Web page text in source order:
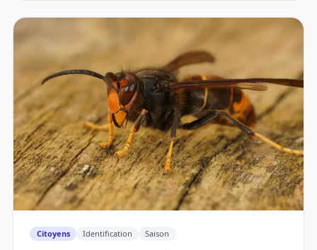
Citoyens Identification Saison